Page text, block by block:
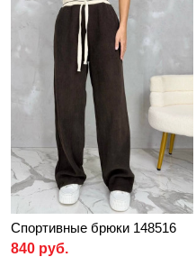
Спортивные брюки 148516
840 руб.